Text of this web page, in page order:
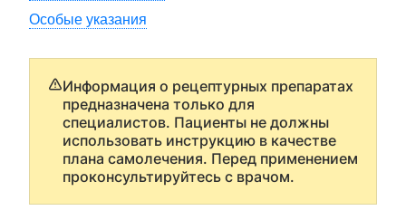
Особые указания
Информация о рецептурных препаратах
предназначена только для
специалистов. Пациенты не должны
использовать инструкцию в качестве
плана самолечения. Перед применением
проконсультируйтесь с врачом.